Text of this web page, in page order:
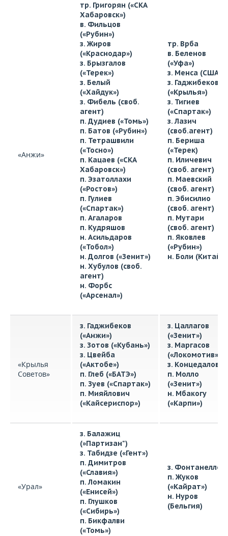
«Анжи»
тр. Григорян («СКА
Хабаровск»)
в. Фильцов
(«Рубин»)
з. Жиров
(«Краснодар»)
з. Брызгалов
(«Терек»)
з. Белый
(«Хайдук»)
з. Фибель (своб.
агент)
п. Дудиев («Томь»)
п. Батов («Рубин»)
п. Тетрашвили
(«Тосно»)
п. Кацаев («СКА
Хабаровск»)
п. Эзатоллахи
(«Ростов»)
п. Гулиев
(«Спартак»)
п. Агаларов
п. Кудряшов
н. Асильдаров
(«Тобол»)
н. Долгов («Зенит»)
н. Хубулов (своб.
агент)
н. Форбс
(«Арсенал»)
тр. Врба
в. Беленов
(«Уфа»)
з. Менса (США)
з. Гаджибеков
(«Крылья»)
з. Тигиев
(«Спартак»)
з. Лазич
(своб.агент)
п. Бериша
(«Терек)
п. Иличевич
(своб. агент)
п. Маевский
(своб. агент)
п. Эбисилио
(своб. агент)
п. Мутари
(своб. агент)
п. Яковлев
(«Рубин»)
н. Боли (Китай)
«Крылья
Советов»
з. Гаджибеков
(«Анжи»)
з. Зотов («Кубань»)
з. Цвейба
(«Актобе»)
п. Глеб («БАТЭ»)
п. Зуев («Спартак»)
п. Мияйлович
(«Кайсериспор»)
з. Цаллагов
(«Зенит»)
з. Маргасов
(«Локомотив»)
з. Концедалов
п. Молло
(«Зенит»)
н. Мбакогу
(«Карпи»)
«Урал»
з. Балажиц
(»Партизан")
з. Табидзе («Гент»)
п. Димитров
(«Славия»)
п. Ломакин
(«Енисей»)
п. Глушков
(«Сибирь»)
п. Бикфалви
(«Томь»)
з. Фонтанелло
п. Жуков
(«Кайрат»)
н. Нуров
(Бельгия)